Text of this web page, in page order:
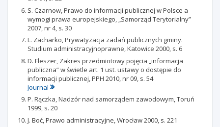
S. Czarnow, Prawo do informacji publicznej w Polsce a
wymogi prawa europejskiego, „Samorząd Terytorialny”
2007, nr 4, s. 30
L. Zacharko, Prywatyzacja zadań publicznych gminy.
Studium administracyjnoprawne, Katowice 2000, s. 6
D. Fleszer, Zakres przedmiotowy pojęcia „informacja
publiczna” w świetle art. 1 ust. ustawy o dostępie do
informacji publicznej, PPH 2010, nr 09, s. 54
Journal
P. Rączka, Nadzór nad samorządem zawodowym, Toruń
1999, s. 20
J. Boć, Prawo administracyjne, Wrocław 2000, s. 221